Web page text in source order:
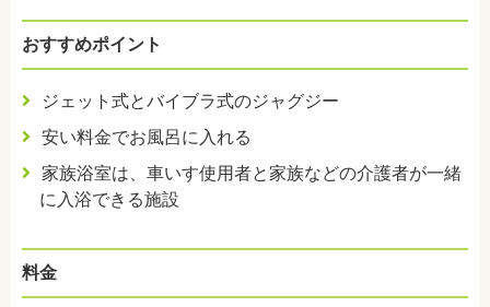
おすすめポイント
ジェット式とバイブラ式のジャグジー
安い料金でお風呂に入れる
家族浴室は、車いす使用者と家族などの介護者が一緒
に入浴できる施設
料金